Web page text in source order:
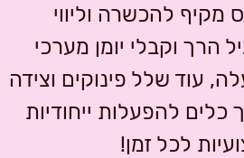
מבצע!
מקיף להכשרה וליווי
הרך וקבלי יומן מערכי
עוד שלל פינוקים וצידה
כלים להפעלות ייחודיות
לכל זמן!